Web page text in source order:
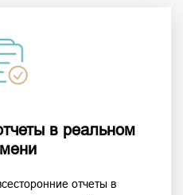
в реальном
отчеты в